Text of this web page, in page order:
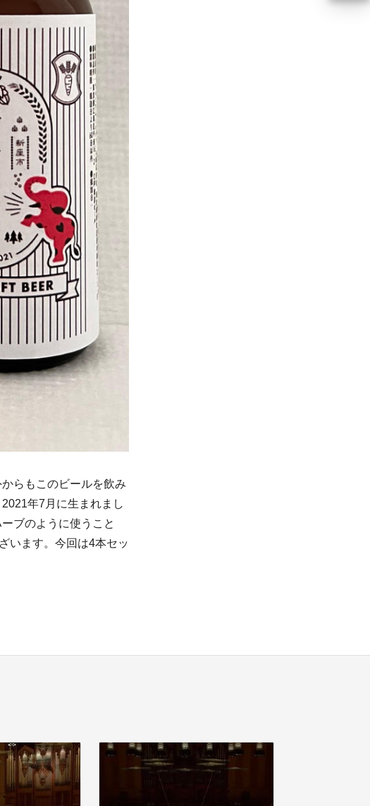
らもこのビールを飲み
年7月に生まれまし
ブのように使うこと
います。今回は4本セッ